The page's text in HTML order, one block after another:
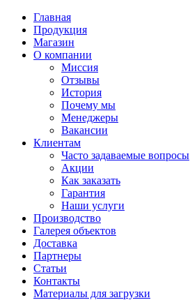
Главная
Продукция
Магазин
О компании
Миссия
Отзывы
История
Почему мы
Менеджеры
Вакансии
Клиентам
Часто задаваемые вопросы
Акции
Как заказать
Гарантия
Наши услуги
Производство
Галерея объектов
Доставка
Партнеры
Статьи
Контакты
Материалы для загрузки